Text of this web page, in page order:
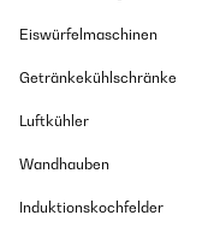
Eiswürfelmaschinen
Getränkekühlschränke
Luftkühler
Wandhauben
Induktionskochfelder